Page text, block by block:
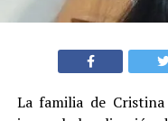
La familia de